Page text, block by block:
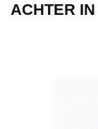
ACHTER